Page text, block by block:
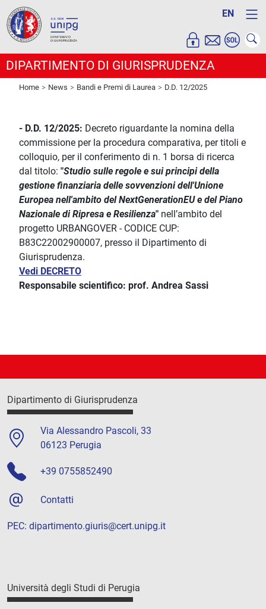
EN
DIPARTIMENTO DI GIURISPRUDENZA
Home News Bandi e Premi di Laurea D.D. 12/2025
- D.D. 12/2025: Decreto riguardante la nomina della
commissione per la procedura comparativa, per titoli e
colloquio, per il conferimento di n. 1 borsa di ricerca
dal titolo: "Studio sulle regole e sui principi della
gestione finanziaria delle sovvenzioni dell'Unione
Europea nell'ambito del NextGenerationEU e del Piano
Nazionale di Ripresa e Resilienza" nell’ambito del
progetto URBANGOVER - CODICE CUP:
B83C22002900007, presso il Dipartimento di
Giurisprudenza.
Vedi DECRETO
Responsabile scientifico: prof. Andrea Sassi
Dipartimento di Giurisprudenza
Via Alessandro Pascoli, 33
06123 Perugia
+39 0755852490
Contatti
PEC: dipartimento.giuris@cert.unipg.it
Università degli Studi di Perugia